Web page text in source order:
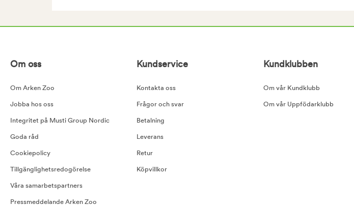
Om oss
Om Arken Zoo
Jobba hos oss
Integritet på Musti Group Nordic
Goda råd
Cookiepolicy
Tillgänglighetsredogörelse
Våra samarbetspartners
Pressmeddelande Arken Zoo
Kundservice
Kontakta oss
Frågor och svar
Betalning
Leverans
Retur
Köpvillkor
Kundklubben
Om vår Kundklubb
Om vår Uppfödarklubb